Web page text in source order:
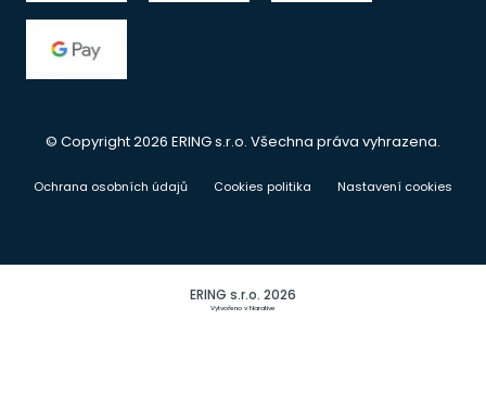
© Copyright 2026 ERING s.r.o. Všechna práva vyhrazena.
Ochrana osobních údajů Cookies politika Nastavení cookies
ERING s.r.o. 2026
Vytvořeno v Narative